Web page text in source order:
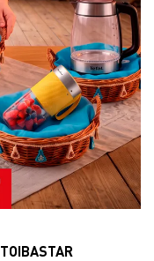
TOIBASTAR